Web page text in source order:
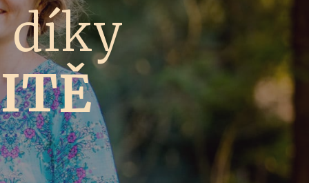
díky